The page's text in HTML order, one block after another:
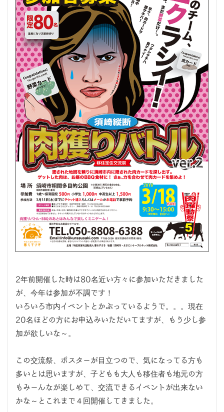
2年前開催した時は80名近い方々に参加いただきました
が、今年は参加が不調です！
いろいろ市内イベントとかぶっているようで。。。現在
20名ほどの方にお申込みいただいてますが、もう少し参
加が欲しいな～。
この交流祭、ポスターが目立つので、気になってる方も
多いとは思いますが、子どもも大人も移住者も地元の方
もみーんなが楽しめて、交流できるイベントが出来ない
かな～とこれまで４回開催してきました。